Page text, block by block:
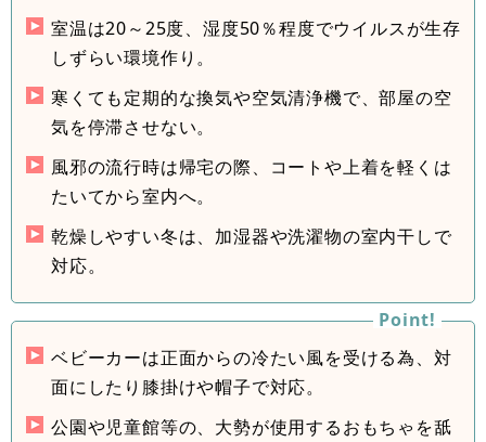
室温は20～25度、湿度50％程度でウイルスが生存
しずらい環境作り。
寒くても定期的な換気や空気清浄機で、部屋の空
気を停滞させない。
風邪の流行時は帰宅の際、コートや上着を軽くは
たいてから室内へ。
乾燥しやすい冬は、加湿器や洗濯物の室内干しで
対応。
ベビーカーは正面からの冷たい風を受ける為、対
面にしたり膝掛けや帽子で対応。
公園や児童館等の、大勢が使用するおもちゃを舐